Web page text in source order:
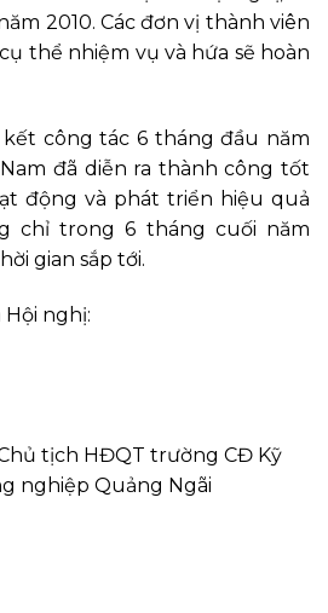
2010. Các đơn vị thành viên
thể nhiệm vụ và hứa sẽ hoàn
tác 6 tháng đầu năm
đã diễn ra thành công tốt
động và phát triển hiệu quả
chỉ trong 6 tháng cuối năm
gian sắp tới.
nghị:
Chủ tịch HĐQT trường CĐ Kỹ
nghiệp Quảng Ngãi